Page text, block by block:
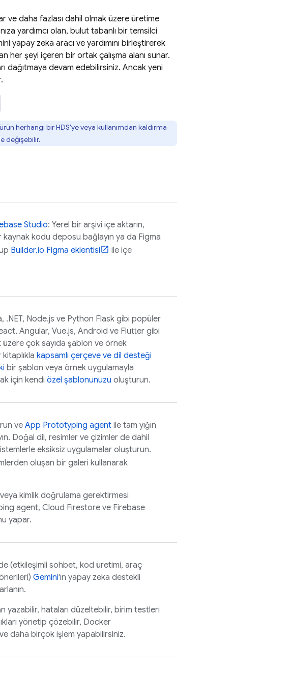
ve daha fazlası dahil olmak üzere üretime
yardımcı olan, bulut tabanlı bir temsilci
yapay zeka aracı ve yardımını birleştirerek
her şeyi içeren bir ortak çalışma alanı sunar.
dağıtmaya devam edebilirsiniz. Ancak yeni
herhangi bir HDS'ye veya kullanımdan kaldırma
değişebilir.
Studio: Yerel bir arşivi içe aktarın,
kaynak kodu deposu bağlayın ya da Figma
Builder.io Figma eklentisi
ile içe
.NET, Node.js ve Python Flask gibi popüler
Angular, Vue.js, Android ve Flutter gibi
çok sayıda şablon ve örnek
kapsamlı çerçeve ve dil desteği
bir şablon veya örnek uygulamayla
için kendi özel şablonunuzu oluşturun.
ve App Prototyping agent ile tam yığın
Doğal dil, resimler ve çizimler de dahil
eksiksiz uygulamalar oluşturun.
oluşan bir galeri kullanarak
veya kimlik doğrulama gerektirmesi
agent, Cloud Firestore ve Firebase
yapar.
(etkileşimli sohbet, kod üretimi, araç
Gemini'ın yapay zeka destekli
yazabilir, hataları düzeltebilir, birim testleri
yönetip çözebilir, Docker
ve daha birçok işlem yapabilirsiniz.